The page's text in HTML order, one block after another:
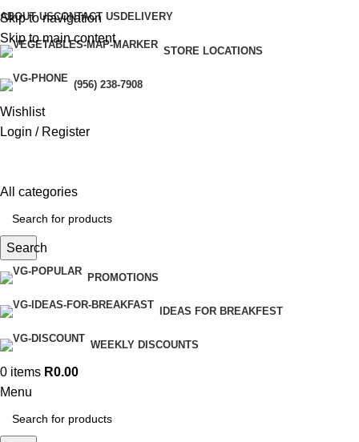
panel
panel
paketleri
panel
panel
panel
panel
Skip to navigation
Skip to main content
ABOUT USCONTACT US DELIVERY
STORE LOCATIONS
(956) 238-7908
Wishlist
Login / Register
All categories
Search
PROMOTIONS
IDEAS FOR BREAKFEST
WEEKLY DISCOUNTS
0 items R0.00
Menu